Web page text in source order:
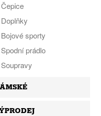
Čepice
Doplňky
Bojové sporty
Spodní prádlo
Soupravy